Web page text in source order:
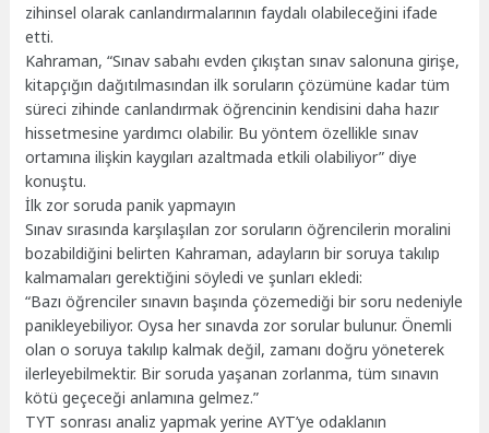
zihinsel olarak canlandırmalarının faydalı olabileceğini ifade
etti.
Kahraman, “Sınav sabahı evden çıkıştan sınav salonuna girişe,
kitapçığın dağıtılmasından ilk soruların çözümüne kadar tüm
süreci zihinde canlandırmak öğrencinin kendisini daha hazır
hissetmesine yardımcı olabilir. Bu yöntem özellikle sınav
ortamına ilişkin kaygıları azaltmada etkili olabiliyor” diye
konuştu.
İlk zor soruda panik yapmayın
Sınav sırasında karşılaşılan zor soruların öğrencilerin moralini
bozabildiğini belirten Kahraman, adayların bir soruya takılıp
kalmamaları gerektiğini söyledi ve şunları ekledi:
“Bazı öğrenciler sınavın başında çözemediği bir soru nedeniyle
panikleyebiliyor. Oysa her sınavda zor sorular bulunur. Önemli
olan o soruya takılıp kalmak değil, zamanı doğru yöneterek
ilerleyebilmektir. Bir soruda yaşanan zorlanma, tüm sınavın
kötü geçeceği anlamına gelmez.”
TYT sonrası analiz yapmak yerine AYT’ye odaklanın